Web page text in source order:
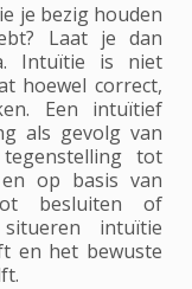
je bezig houden
Laat je dan
Intuïtie is niet
hoewel correct,
Een intuïtief
als gevolg van
tot
op basis van
besluiten of
intuïtie
en het bewuste